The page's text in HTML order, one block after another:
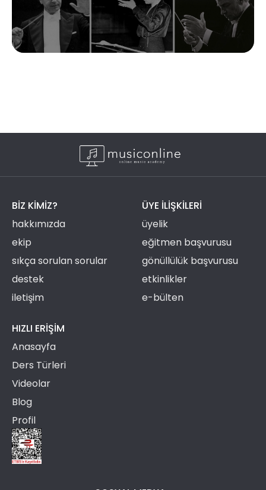
BIZ KIMIZ?
hakkımızda
ekip
sıkça sorulan sorular
destek
iletişim
ÜYE ILIŞKILERI
üyelik
eğitmen başvurusu
gönüllülük başvurusu
etkinlikler
e-bülten
HIZLI ERIŞIM
Anasayfa
Ders Türleri
Videolar
Blog
Profil